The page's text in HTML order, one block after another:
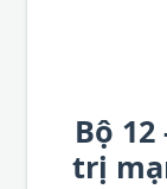
Bộ
trị